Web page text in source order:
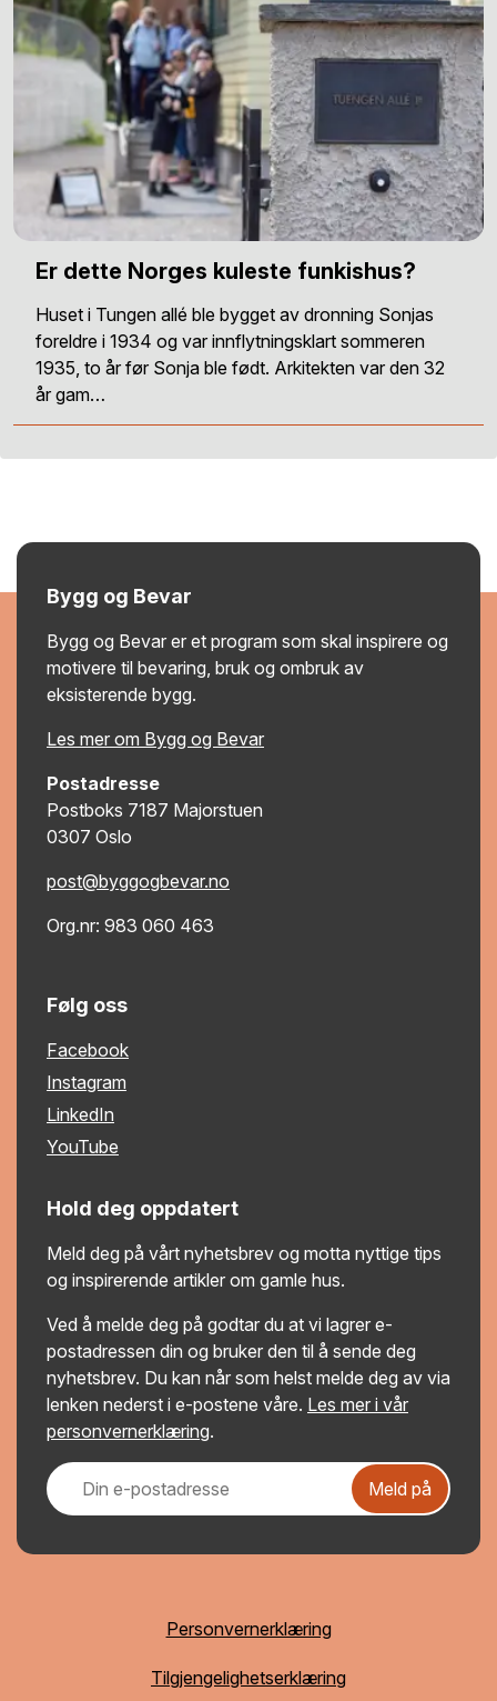
Er dette Norges kuleste funkishus?
Huset i Tungen allé ble bygget av dronning Sonjas
foreldre i 1934 og var innflytningsklart sommeren
1935, to år før Sonja ble født. Arkitekten var den 32
år gam…
Bygg og Bevar
Bygg og Bevar er et program som skal inspirere og
motivere til bevaring, bruk og ombruk av
eksisterende bygg.
Les mer om Bygg og Bevar
Postadresse
Postboks 7187 Majorstuen
0307 Oslo
post@byggogbevar.no
Org.nr: 983 060 463
Følg oss
Facebook
Instagram
LinkedIn
YouTube
Hold deg oppdatert
Meld deg på vårt nyhetsbrev og motta nyttige tips
og inspirerende artikler om gamle hus.
Ved å melde deg på godtar du at vi lagrer e-
postadressen din og bruker den til å sende deg
nyhetsbrev. Du kan når som helst melde deg av via
lenken nederst i e-postene våre. Les mer i vår
personvernerklæring.
Meld på
Personvernerklæring
Tilgjengelighetserklæring